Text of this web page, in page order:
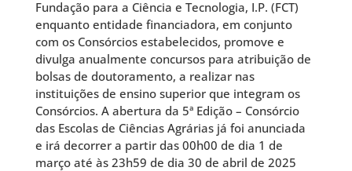
Fundação para a Ciência e Tecnologia, I.P. (FCT)
enquanto entidade financiadora, em conjunto
com os Consórcios estabelecidos, promove e
divulga anualmente concursos para atribuição de
bolsas de doutoramento, a realizar nas
instituições de ensino superior que integram os
Consórcios. A abertura da 5ª Edição – Consórcio
das Escolas de Ciências Agrárias já foi anunciada
e irá decorrer a partir das 00h00 de dia 1 de
março até às 23h59 de dia 30 de abril de 2025